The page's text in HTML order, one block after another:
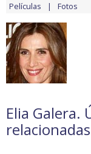
Películas Fotos
Elia Galera.